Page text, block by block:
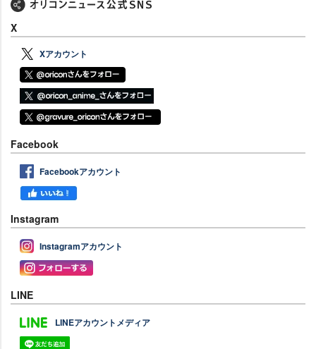
X
Xアカウント
Facebook
Facebookアカウント
Instagram
Instagramアカウント
LINE
LINEアカウントメディア